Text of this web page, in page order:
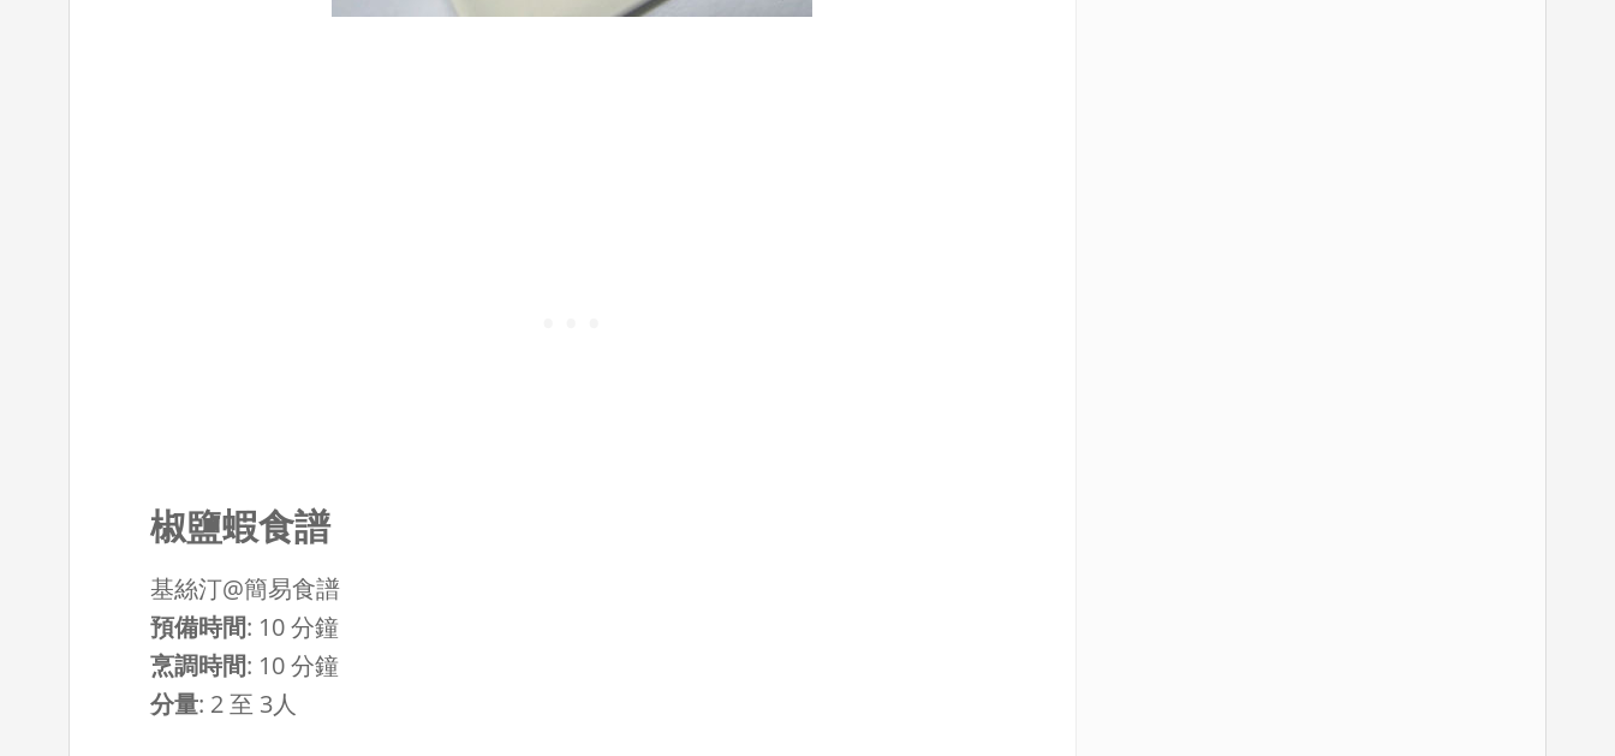
椒鹽蝦食譜
基絲汀@簡易食譜
預備時間: 10 分鐘
烹調時間: 10 分鐘
分量: 2 至 3人